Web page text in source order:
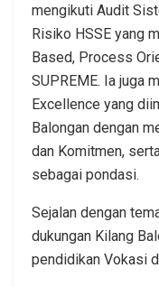
mengikuti Audit
Risiko HSSE yang
Based, Process
SUPREME. Ia juga
Excellence yang
Balongan dengan
dan Komitmen,
sebagai pondasi.
Sejalan dengan
dukungan Kilang
pendidikan Vokasi